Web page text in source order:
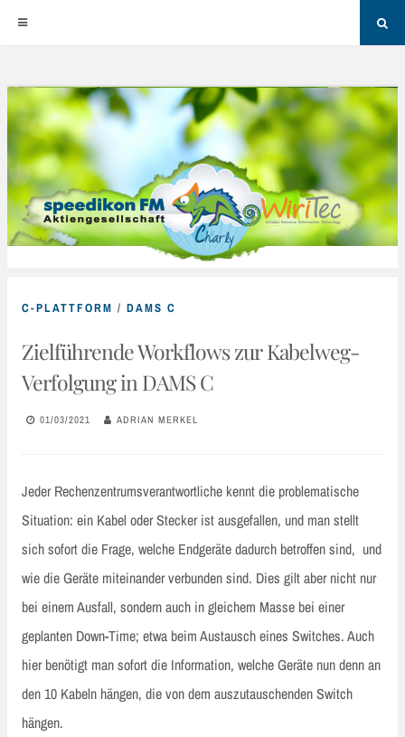
content
C-PLATTFORM / DAMS C
Zielführende Workflows zur Kabelweg-
Verfolgung in DAMS C
01/03/2021 ADRIAN MERKEL
Jeder Rechenzentrumsverantwortliche kennt die problematische
Situation: ein Kabel oder Stecker ist ausgefallen, und man stellt
sich sofort die Frage, welche Endgeräte dadurch betroffen sind, und
wie die Geräte miteinander verbunden sind. Dies gilt aber nicht nur
bei einem Ausfall, sondern auch in gleichem Masse bei einer
geplanten Down-Time; etwa beim Austausch eines Switches. Auch
hier benötigt man sofort die Information, welche Geräte nun denn an
den 10 Kabeln hängen, die von dem auszutauschenden Switch
hängen.